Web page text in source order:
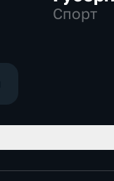
Спорт